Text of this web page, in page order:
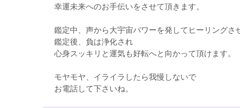
幸運未来へのお手伝いをさせて頂きます。
鑑定中、声から大宇宙パワーを発してヒーリングさ
鑑定後、負は浄化され
心身スッキリと運気も好転へと向かって頂けます。
モヤモヤ、イライラしたら我慢しないで
お電話して下さいね。